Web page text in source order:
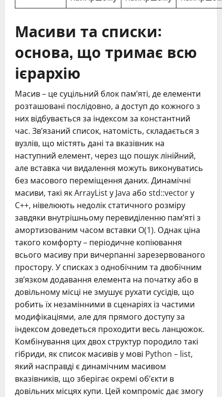
Масиви та списки:
основа, що тримає всю
ієрархію
Масив – це суцільний блок пам’яті, де елементи
розташовані послідовно, а доступ до кожного з
них відбувається за індексом за константний
час. Зв’язаний список, натомість, складається з
вузлів, що містять дані та вказівник на
наступний елемент, через що пошук лінійний,
але вставка чи видалення можуть виконуватись
без масового переміщення даних. Динамічні
масиви, такі як ArrayList у Java або std::vector у
C++, нівелюють недолік статичного розміру
завдяки внутрішньому перевиділенню пам’яті з
амортизованим часом вставки O(1). Однак ціна
такого комфорту – періодичне копіювання
всього масиву при вичерпанні зарезервованого
простору. У списках з однобічним та двобічним
зв’язком додавання елемента на початку або в
довільному місці не змушує рухати сусідів, що
робить їх незамінними в сценаріях із частими
модифікаціями, але для прямого доступу за
індексом доведеться проходити весь ланцюжок.
Комбінування цих двох структур породило такі
гібриди, як список масивів у мові Python – list,
який насправді є динамічним масивом
вказівників, що зберігає окремі об’єкти в
довільних місцях купи. Цей компроміс дає змогу